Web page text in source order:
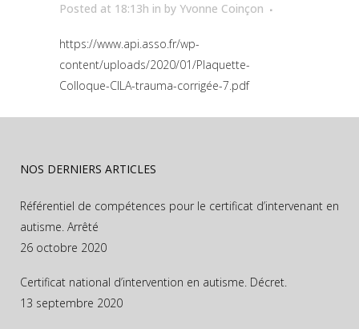
Posted at 18:13h in by Yvonne Coinçon
https://www.api.asso.fr/wp-
content/uploads/2020/01/Plaquette-
Colloque-CILA-trauma-corrigée-7.pdf
NOS DERNIERS ARTICLES
Référentiel de compétences pour le certificat d’intervenant en
autisme. Arrêté
26 octobre 2020
Certificat national d’intervention en autisme. Décret.
13 septembre 2020